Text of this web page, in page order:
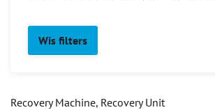
Wis filters
Recovery Machine, Recovery Unit